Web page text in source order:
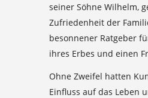
seiner Söhne Wilhelm,
Zufriedenheit der
besonnener Ratgeber
ihres Erbes und einen
Ohne Zweifel hatten
Einfluss auf das Leben